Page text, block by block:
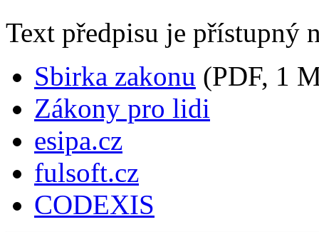
Text předpisu je přístupný
Sbirka zakonu (PDF, 1
Zákony pro lidi
esipa.cz
fulsoft.cz
CODEXIS